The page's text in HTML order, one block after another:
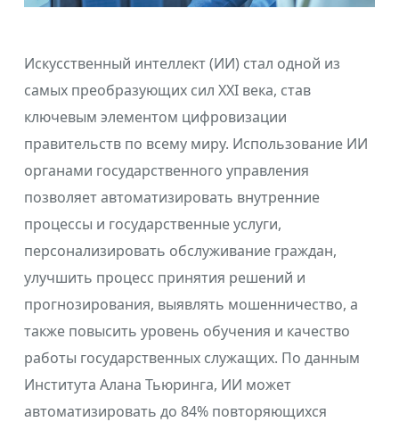
Искусственный интеллект (ИИ) стал одной из
самых преобразующих сил XXI века, став
ключевым элементом цифровизации
правительств по всему миру. Использование ИИ
органами государственного управления
позволяет автоматизировать внутренние
процессы и государственные услуги,
персонализировать обслуживание граждан,
улучшить процесс принятия решений и
прогнозирования, выявлять мошенничество, а
также повысить уровень обучения и качество
работы государственных служащих. По данным
Института Алана Тьюринга, ИИ может
автоматизировать до 84% повторяющихся